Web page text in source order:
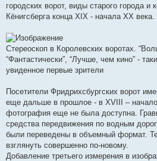
городских ворот, виды старого города и
Кёнигсберга конца XIX - начала XX века.
Стереоскоп в Королевских воротах.
“Фантастически”, “Лучше, чем кино” -
увиденное первые зрители
Посетители Фридрихсбургских ворот
еще дальше в прошлое - в XVIII –
фотография еще не была доступна.
средства передвижения по водным
были переведены в объемный формат.
взглянуть совершенно по-новому.
Добавление третьего измерения в